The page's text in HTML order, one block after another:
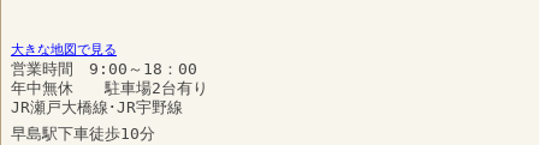
大きな地図で見る
営業時間 9:00～18：00
年中無休 駐車場2台有り
JR瀬戸大橋線･JR宇野線
早島駅下車徒歩10分